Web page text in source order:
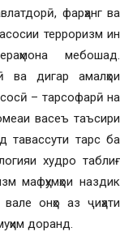
фарҳанг ва
терроризм ин
мебошад.
ва дигар амалҳои
– тарсофарӣ на
васеъ таъсири
тавассути тарс ба
худро таблиғ
мафҳумҳои наздик
онҳо аз ҷиҳати
доранд.